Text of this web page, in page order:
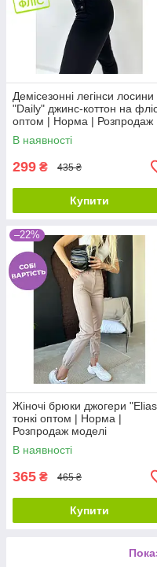
Демісезонні легінси лосини
"Daily" джинс-коттон на
оптом | Норма | Розпродаж
моделі
В наявності
299 ₴ 435 ₴
Купити
–22%
Жіночі брюки джогери
тонкі оптом | Норма |
Розпродаж моделі
В наявності
365 ₴ 465 ₴
Купити